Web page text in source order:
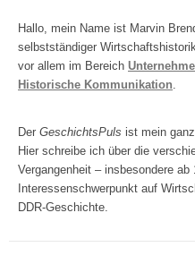
Hallo, mein Name ist Marvin
selbstständiger
vor allem im Bereich
Historische Kommunikation.
Der GeschichtsPuls ist mein
Hier schreibe ich über die
Vergangenheit – insbesondere
Interessenschwerpunkt auf
DDR-Geschichte.